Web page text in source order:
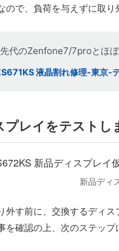
で、負荷を与えずに取り
代のZenfone7/7proとほ
液晶割れ修理-東京-
プレイをテストし
新品ディ
す前に、交換するディス
確認の上、次のステップ